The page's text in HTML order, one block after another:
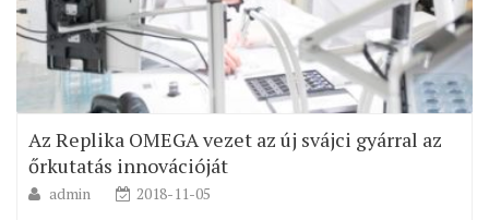
Az Replika OMEGA vezet az új svájci gyárral az
őrkutatás innovációját
admin
2018-11-05